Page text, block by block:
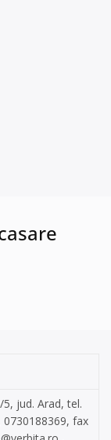
5, jud. Arad, tel.
fax